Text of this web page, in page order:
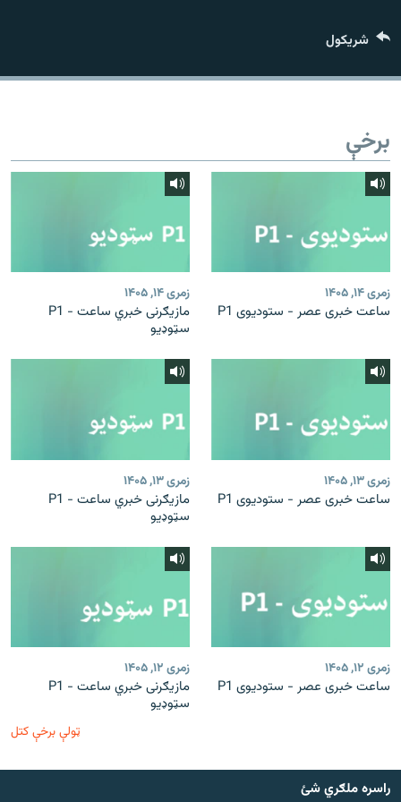
راسره ملګري شئ
د ازادې اروپا/ ازادي راډيو ټولې پاڼې
شريکول
برخې
زمری ۱۴, ۱۴۰۵
ساعت خبری عصر - ستودیوی P1
زمری ۱۴, ۱۴۰۵
مازیګرنی خبري ساعت - P1
سټوډیو
زمری ۱۳, ۱۴۰۵
ساعت خبری عصر - ستودیوی P1
زمری ۱۳, ۱۴۰۵
مازیګرنی خبري ساعت - P1
سټوډیو
زمری ۱۲, ۱۴۰۵
ساعت خبری عصر - ستودیوی P1
زمری ۱۲, ۱۴۰۵
مازیګرنی خبري ساعت - P1
سټوډیو
ټولې برخې کتل
راسره ملګري شئ